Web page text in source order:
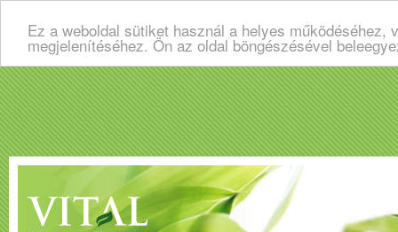
Ez a weboldal sütiket használ a helyes
megjelenítéséhez. Ön az oldal böngészésével